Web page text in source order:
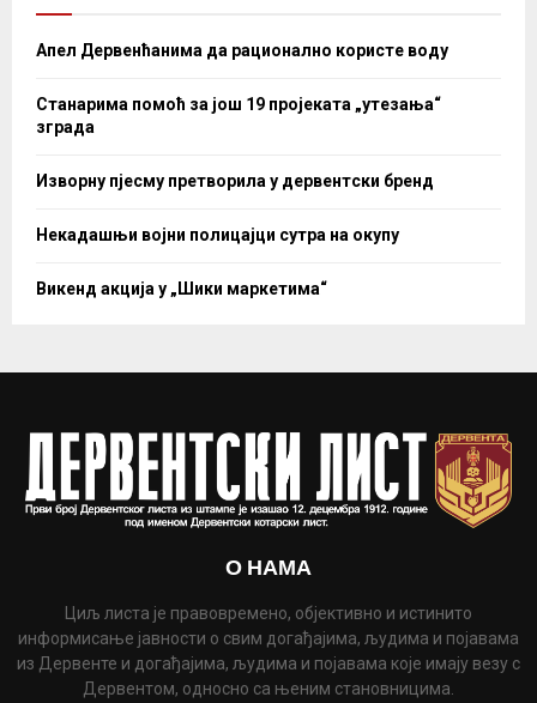
Апел Дервенћанима да рационално користе воду
Станарима помоћ за још 19 пројеката „утезања“
зграда
Изворну пјесму претворила у дервентски бренд
Некадашњи војни полицајци сутра на окупу
Викенд акција у „Шики маркетима“
О НАМА
Циљ листа је правовремено, објективно и истинито
информисање јавности о свим догађајима, људима и појавама
из Дервенте и догађајима, људима и појавама које имају везу с
Дервентом, односно са њеним становницима.